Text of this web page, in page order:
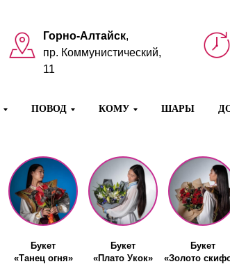
Горно-Алтайск,
пр. Коммунистический,
11
ПОВОД КОМУ ШАРЫ
Букет
«Танец огня»
Букет
«Плато Укок»
Букет
«Золото